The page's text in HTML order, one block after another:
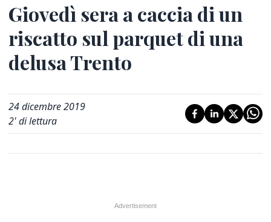
Giovedì sera a caccia di un
riscatto sul parquet di una
delusa Trento
24 dicembre 2019
2' di lettura